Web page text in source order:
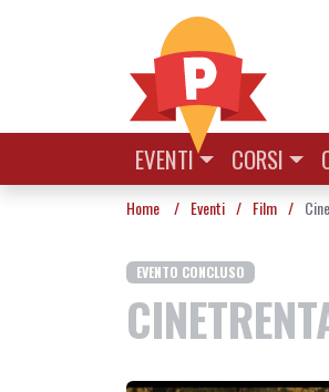
EVENTI CORSI
Home / Eventi / Film /
EVENTO CONCLUSO